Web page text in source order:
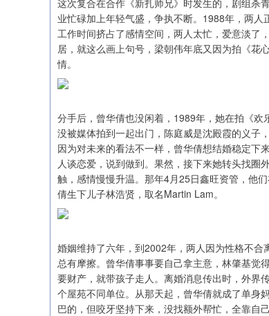
这次复合在合作《新扎师兄》时发生的，剧组杀
业忙碌加上年轻气盛，争执不断。1988年，两
工作时间挤占了感情空间，两人太忙，爱意淡了
居，就这么画上句号，梁朝伟年底又因为拍《花
情。
分手后，曾华倩也没闲着，1989年，她在拍《
没被媒体拍到一起出门，陈庭威是沈殿霞的义子
因为对未来的看法不一样，曾华倩想结婚稳定下
人谈恋爱，说到做到。果然，接下来她转头找圈
触，感情慢慢升温。那年4月25日鑫旺资管，他
倩生下儿子林浩贤，取名Martin Lam。
婚姻维持了六年，到2002年，两人因为性格不
总有摩擦。曾华倩事事要自己拿主意，林肇基觉
要财产，就带孩子走人。离婚消息传出时，外界
个屋苑不同单位。从那天起，曾华倩就成了单身
巴的，但咬牙坚持下来，没找额外帮忙，全靠自己